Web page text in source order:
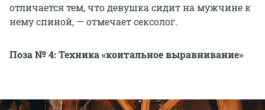
отличается тем, что девушка сидит на мужчине к
нему спиной, — отмечает сексолог.
Поза № 4: Техника «коитальное выравнивание»